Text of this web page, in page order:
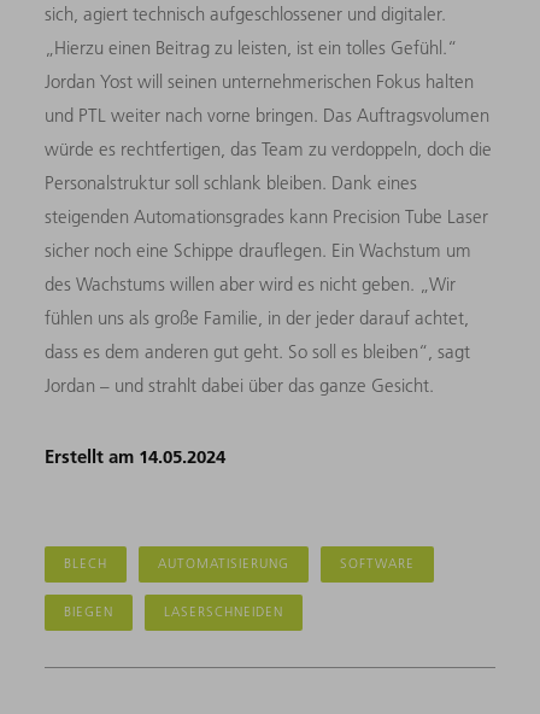
sich, agiert technisch aufgeschlossener und digitaler.
„Hierzu einen Beitrag zu leisten, ist ein tolles Gefühl.“
Jordan Yost will seinen unternehmerischen Fokus halten
und PTL weiter nach vorne bringen. Das Auftragsvolumen
würde es rechtfertigen, das Team zu verdoppeln, doch die
Personalstruktur soll schlank bleiben. Dank eines
steigenden Automationsgrades kann Precision Tube Laser
sicher noch eine Schippe drauflegen. Ein Wachstum um
des Wachstums willen aber wird es nicht geben. „Wir
fühlen uns als große Familie, in der jeder darauf achtet,
dass es dem anderen gut geht. So soll es bleiben“, sagt
Jordan – und strahlt dabei über das ganze Gesicht.
Erstellt am 14.05.2024
BLECH AUTOMATISIERUNG SOFTWARE
BIEGEN LASERSCHNEIDEN